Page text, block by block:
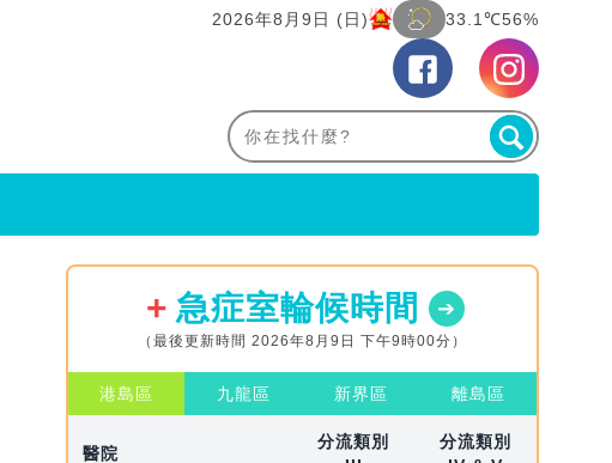
2026年8月9日 (日) 33.1℃56%
急症室輪候時間
（最後更新時間 2026年8月9日 下午9時00分）
港島區 九龍區 新界區 離島區
醫院
分流類別
分流類別